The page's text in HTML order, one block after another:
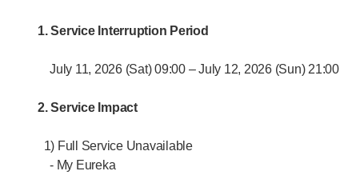
1. Service Interruption Period
July 11, 2026 (Sat) 09:00 – July 12, 2026 (Sun) 21:00
2. Service Impact
1) Full Service Unavailable
- My Eureka